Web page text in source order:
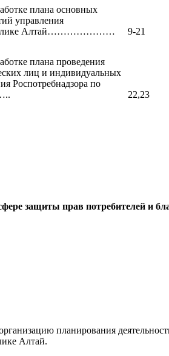
плана основных
управления
Алтай…………………
9-21
плана проведения
лиц и индивидуальных
Роспотребнадзора по
22,23
защиты прав потребителей и
планирования
Алтай.